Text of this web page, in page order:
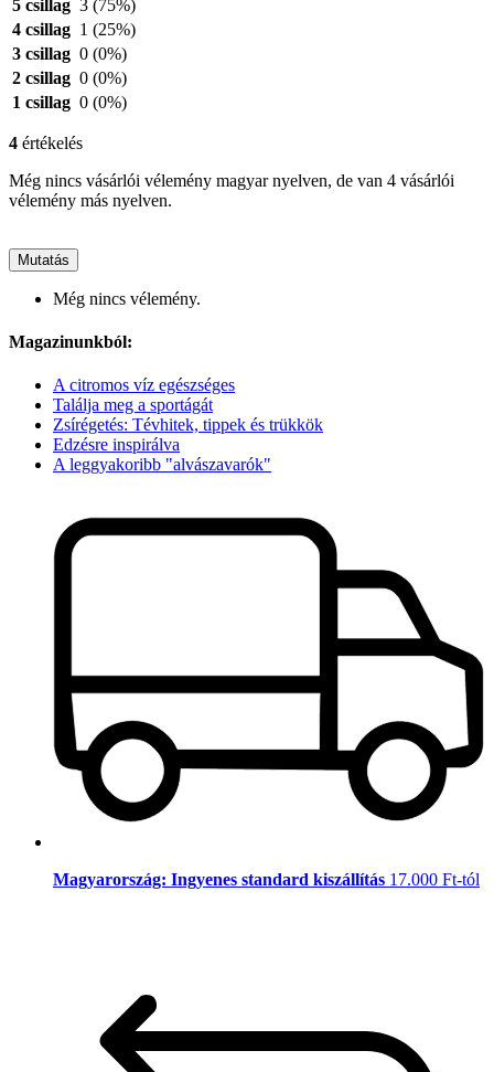
5 csillag 3 (75%)
4 csillag 1 (25%)
3 csillag 0 (0%)
2 csillag 0 (0%)
1 csillag 0 (0%)
4 értékelés
Még nincs vásárlói vélemény magyar nyelven, de van 4 vásárlói
vélemény más nyelven.
Mutatás
Még nincs vélemény.
Magazinunkból:
A citromos víz egészséges
Találja meg a sportágát
Zsírégetés: Tévhitek, tippek és trükkök
Edzésre inspirálva
A leggyakoribb "alvászavarók"
Magyarország: Ingyenes standard kiszállítás 17.000 Ft-tól